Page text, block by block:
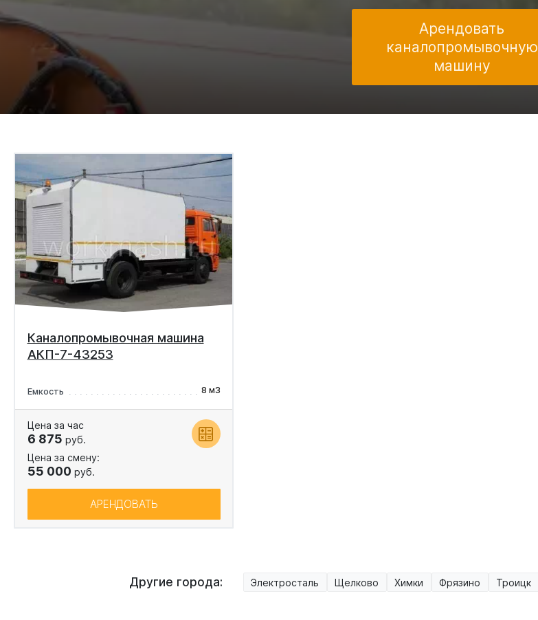
Арендовать
каналопромывочную
машину
Каналопромывочная машина
АКП-7-43253
Емкость 8 м3
Цена за час
6 875 руб.
Цена за смену:
55 000 руб.
АРЕНДОВАТЬ
Другие города: Электросталь Щелково Химки Фрязино Троицк